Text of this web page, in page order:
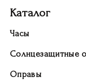
Каталог
Часы
Солнцезащитные
Оправы